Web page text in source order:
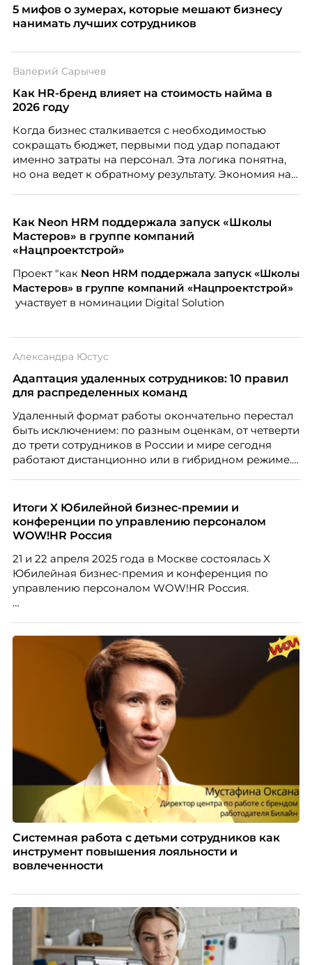
5 мифов о зумерах, которые мешают бизнесу
нанимать лучших сотрудников
Валерий Сарычев
Как HR-бренд влияет на стоимость найма в
2026 году
Когда бизнес сталкивается с необходимостью
сокращать бюджет, первыми под удар попадают
именно затраты на персонал. Эта логика понятна,
но она ведет к обратному результату. Экономия на
значит – сокращает доходы бизнеса.
Как Neon HRM поддержала запуск «Школы
Мастеров» в группе компаний
«Нацпроектстрой»
Проект "какNeon HRM поддержала запуск «Школы
Мастеров» в группе компаний «Нацпроектстрой»
участвует в номинации Digital Solution
Александра Юстус
Адаптация удаленных сотрудников: 10 правил
для распределенных команд
Удаленный формат работы окончательно перестал
быть исключением: по разным оценкам, от четверти
до трети сотрудников в России и мире сегодня
работают дистанционно или в гибридном режиме.
адаптация во многом происходит сама собой, то на
расстоянии она требует осознанного
проектирования — иначе компания рискует
Итоги X Юбилейной бизнес-премии и
конференции по управлению персоналом
WOW!HR Россия
21 и 22 апреля 2025 года в Москве состоялась X
Юбилейная бизнес-премия и конференция по
управлению персоналом WOW!HR Россия.
номинантов и гостей мероприятия.
Системная работа с детьми сотрудников как
инструмент повышения лояльности и
вовлеченности